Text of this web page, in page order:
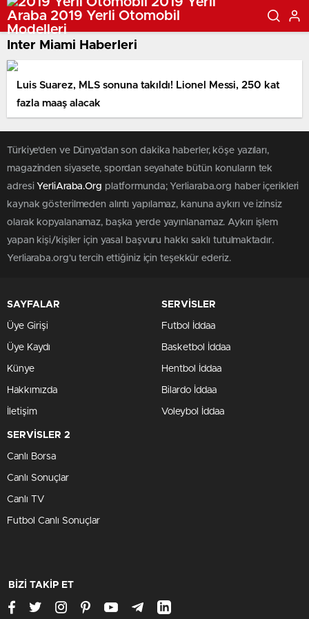
Inter Miami Haberleri
Luis Suarez, MLS sonuna takıldı! Lionel Messi, 250 kat
fazla maaş alacak
Türkiye'den ve Dünya’dan son dakika haberler, köşe yazıları,
magazinden siyasete, spordan seyahate bütün konuların tek
adresi YerliAraba.Org platformunda; Yerliaraba.org haber içerikleri
kaynak gösterilmeden alıntı yapılamaz, kanuna aykırı ve izinsiz
olarak kopyalanamaz, başka yerde yayınlanamaz. Aykırı işlem
yapan kişi/kişiler için yasal başvuru hakkı saklı tutulmaktadır.
Yerliaraba.org'u tercih ettiğiniz için teşekkür ederiz.
SAYFALAR
Üye Girişi
Üye Kaydı
Künye
Hakkımızda
İletişim
SERVİSLER
Futbol İddaa
Basketbol İddaa
Hentbol İddaa
Bilardo İddaa
Voleybol İddaa
SERVİSLER 2
Canlı Borsa
Canlı Sonuçlar
Canlı TV
Futbol Canlı Sonuçlar
BİZİ TAKİP ET